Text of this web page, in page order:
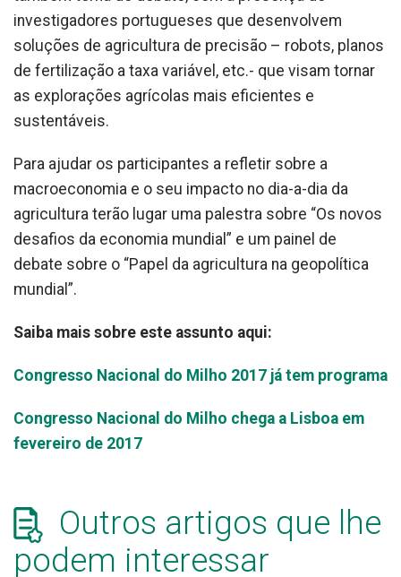
investigadores portugueses que desenvolvem
soluções de agricultura de precisão – robots, planos
de fertilização a taxa variável, etc.- que visam tornar
as explorações agrícolas mais eficientes e
sustentáveis.
Para ajudar os participantes a refletir sobre a
macroeconomia e o seu impacto no dia-a-dia da
agricultura terão lugar uma palestra sobre “Os novos
desafios da economia mundial” e um painel de
debate sobre o “Papel da agricultura na geopolítica
mundial”.
Saiba mais sobre este assunto aqui:
Congresso Nacional do Milho 2017 já tem programa
Congresso Nacional do Milho chega a Lisboa em
fevereiro de 2017
Outros artigos que lhe
podem interessar